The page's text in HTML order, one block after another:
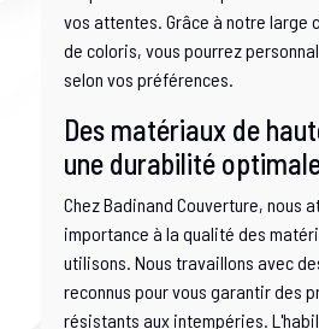
vos attentes. Grâce à notre large
de coloris, vous pourrez
selon vos préférences.
Des matériaux de
une durabilité
Chez Badinand Couverture, nous
importance à la qualité des
utilisons. Nous travaillons avec
reconnus pour vous garantir des
résistants aux intempéries.